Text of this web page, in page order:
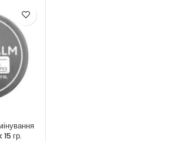
гр.